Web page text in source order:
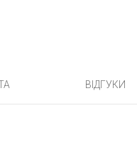
ВІДГУКИ